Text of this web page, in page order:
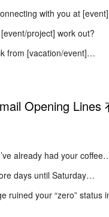
with you at
project] work out?
from [vacation/event]…
Opening Lines
already had your
days until Saturday…
ruined your “zero” status